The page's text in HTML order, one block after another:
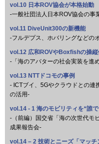
vol.10 日本ROV協会が本格始動
-一般社団法人日本ROV協会の事
vol.11 DiveUnit300の新機能
-フルデプス、ホバリングなどの
vol.12 広和ROVやBoxfishの操縦
-「海のアバターの社会実装を進
vol.13 NTTドコモの事例
- ICTブイ、5Gやクラウドとの連
の活用-
vol.14 - 1 海のモビリティを“誰
-（前編）国交省「海の次世代モ
成果報告会-
vol.14 – 2 技術とニーズ「マッチ